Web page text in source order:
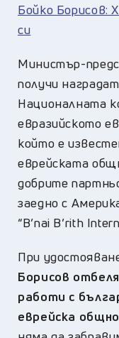
Бойко Борисов:
си
Министър-
получи
Националната
евразийското
който е
еврейската
добрите
заедно с
“B’nai B’rith
При
Борисов
работи с
еврейска